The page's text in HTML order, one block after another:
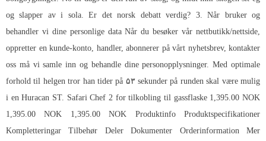
og slapper av i sola. Er det norsk debatt verdig? 3. Når bruker og
behandler vi dine personlige data Når du besøker vår nettbutikk/nettside,
oppretter en kunde-konto, handler, abonnerer på vårt nyhetsbrev, kontakter
oss må vi samle inn og behandle dine personopplysninger. Med optimale
forhold til helgen tror han tider på ۵۳ sekunder på runden skal være mulig
i en Huracan ST. Safari Chef 2 for tilkobling til gassflaske 1,395.00 NOK
1,395.00 NOK 1,395.00 NOK Produktinfo Produktspecifikationer
Kompletteringar Tilbehør Deler Dokumenter Orderinformation Mer